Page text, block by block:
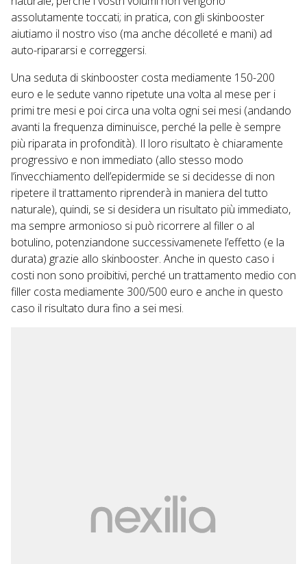
assolutamente toccati; in pratica, con gli skinbooster
aiutiamo il nostro viso (ma anche décolleté e mani) ad
auto-ripararsi e correggersi.
Una seduta di skinbooster costa mediamente 150-200
euro e le sedute vanno ripetute una volta al mese per i
primi tre mesi e poi circa una volta ogni sei mesi (andando
avanti la frequenza diminuisce, perché la pelle è sempre
più riparata in profondità). Il loro risultato è chiaramente
progressivo e non immediato (allo stesso modo
l’invecchiamento dell’epidermide se si decidesse di non
ripetere il trattamento riprenderà in maniera del tutto
naturale), quindi, se si desidera un risultato più immediato,
ma sempre armonioso si può ricorrere al filler o al
botulino, potenziandone successivamenete l’effetto (e la
durata) grazie allo skinbooster. Anche in questo caso i
costi non sono proibitivi, perché un trattamento medio con
filler costa mediamente 300/500 euro e anche in questo
caso il risultato dura fino a sei mesi.